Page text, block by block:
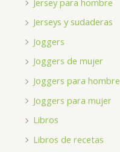
Jerseys y sudaderas
Joggers
Joggers de mujer
Joggers para hombre
Joggers para mujer
Libros
Libros de recetas